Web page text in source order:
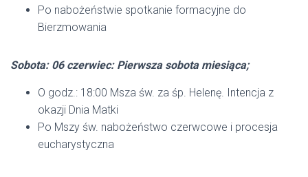
Po nabożeństwie spotkanie formacyjne do
Bierzmowania
Sobota: 06 czerwiec: Pierwsza sobota miesiąca;
O godz.: 18:00 Msza św. za śp. Helenę. Intencja z
okazji Dnia Matki
Po Mszy św. nabożeństwo czerwcowe i procesja
eucharystyczna